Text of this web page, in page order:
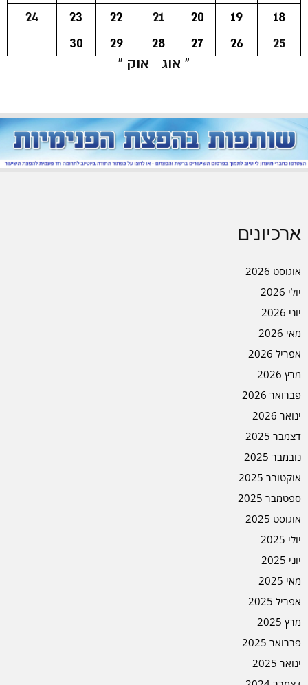
18
19
20
21
22
23
24
25
26
27
28
29
30
« אוג
אוק »
ארכיונים
אוגוסט 2026
יולי 2026
יוני 2026
מאי 2026
אפריל 2026
מרץ 2026
פברואר 2026
ינואר 2026
דצמבר 2025
נובמבר 2025
אוקטובר 2025
ספטמבר 2025
אוגוסט 2025
יולי 2025
יוני 2025
מאי 2025
אפריל 2025
מרץ 2025
פברואר 2025
ינואר 2025